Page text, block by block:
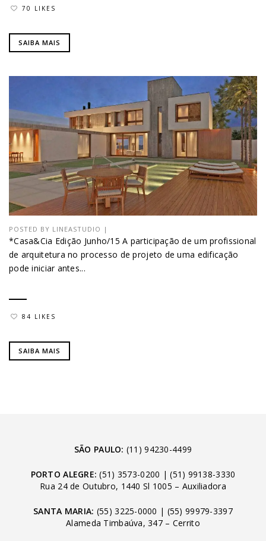
70 LIKES
SAIBA MAIS
POSTED BY LINEASTUDIO |
*Casa&Cia Edição Junho/15 A participação de um profissional
de arquitetura no processo de projeto de uma edificação
pode iniciar antes...
84 LIKES
SAIBA MAIS
SÃO PAULO: (11) 94230-4499
PORTO ALEGRE: (51) 3573-0200 |(51) 99138-3330
Rua 24 de Outubro, 1440 Sl 1005 – Auxiliadora
SANTA MARIA: (55) 3225-0000 | (55) 99979-3397
Alameda Timbaúva, 347 – Cerrito